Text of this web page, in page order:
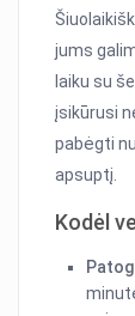
jums
laiku su
įsikūrusi
pabėgti
apsuptį.
Kodėl